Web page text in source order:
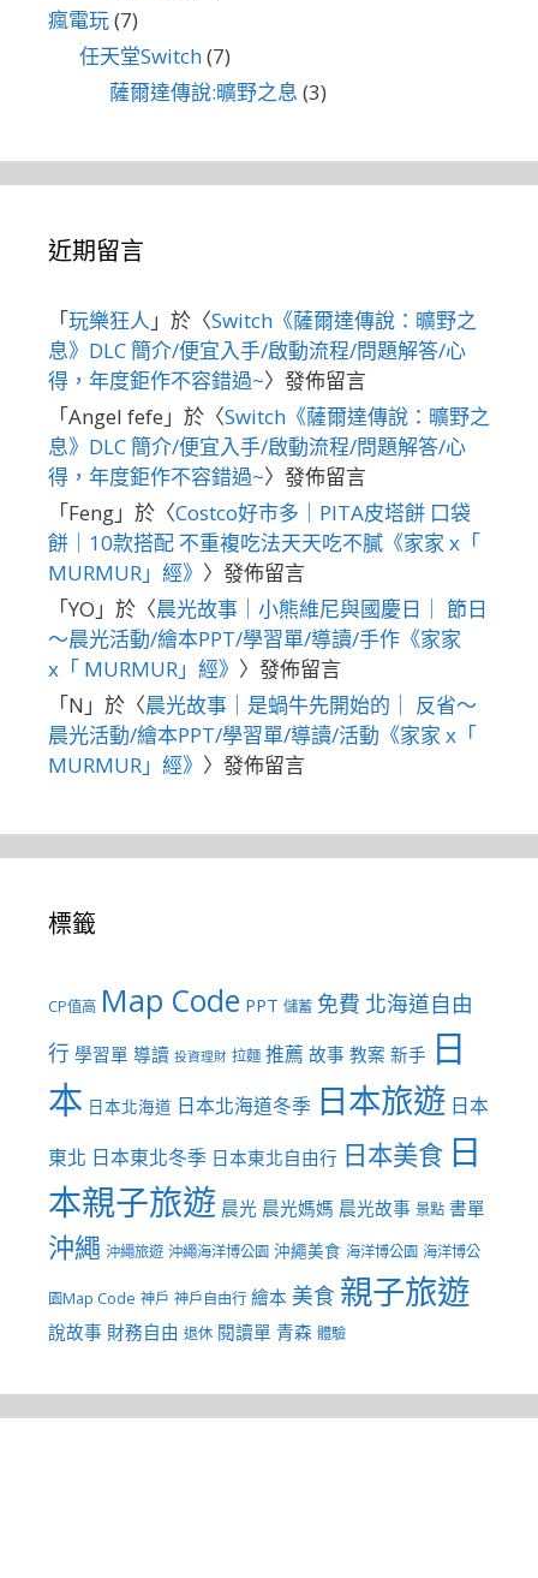
瘋電玩(7)
任天堂Switch(7)
薩爾達傳說:曠野之息 (3)
近期留言
「玩樂狂人 」於〈Switch《薩爾達傳說：曠野之
息》DLC 簡介/便宜入手/啟動流程/問題解答/心
得，年度鉅作不容錯過~〉發佈留言
「Angel fefe 」於〈Switch《薩爾達傳說：曠野之
息》DLC 簡介/便宜入手/啟動流程/問題解答/心
得，年度鉅作不容錯過~〉發佈留言
「Feng」於〈Costco好市多｜PITA皮塔餅 口袋
餅｜10款搭配 不重複吃法天天吃不膩《家家 x「
MURMUR」經》 〉發佈留言
「YO 」於〈晨光故事｜小熊維尼與國慶日｜ 節日
～晨光活動/繪本PPT/學習單/導讀/手作《家家
x「 MURMUR」經》 〉發佈留言
「N 」於〈晨光故事｜是蝸牛先開始的｜ 反省～
晨光活動/繪本PPT/學習單/導讀/活動《家家 x「
MURMUR」經》 〉發佈留言
標籤
CP值高 Map Code PPT 儲蓄 免費 北海道自由
行 學習單 導讀 投資理財 拉麵 推薦 故事 教案 新手 日
本 日本北海道 日本北海道冬季 日本旅遊 日本
東北 日本東北冬季 日本東北自由行 日本美食 日
本親子旅遊 晨光 晨光媽媽 晨光故事 景點 書單
沖繩 沖繩旅遊 沖繩海洋博公園 沖繩美食 海洋博公園 海洋博公
園Map Code 神戶 神戶自由行 繪本 美食 親子旅遊
說故事 財務自由 退休 閱讀單 青森 體驗